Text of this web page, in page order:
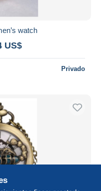
watch
US$
Privado